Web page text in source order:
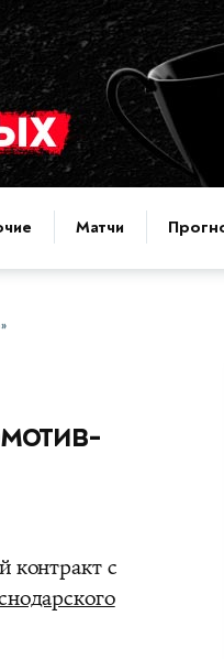
Матчи
контракт с